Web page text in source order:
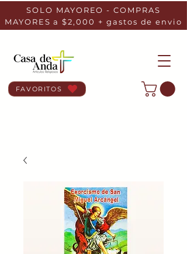
SOLO MAYOREO - COMPRAS
MAYORES a $2,000 + gastos de envio
FAVORITOS